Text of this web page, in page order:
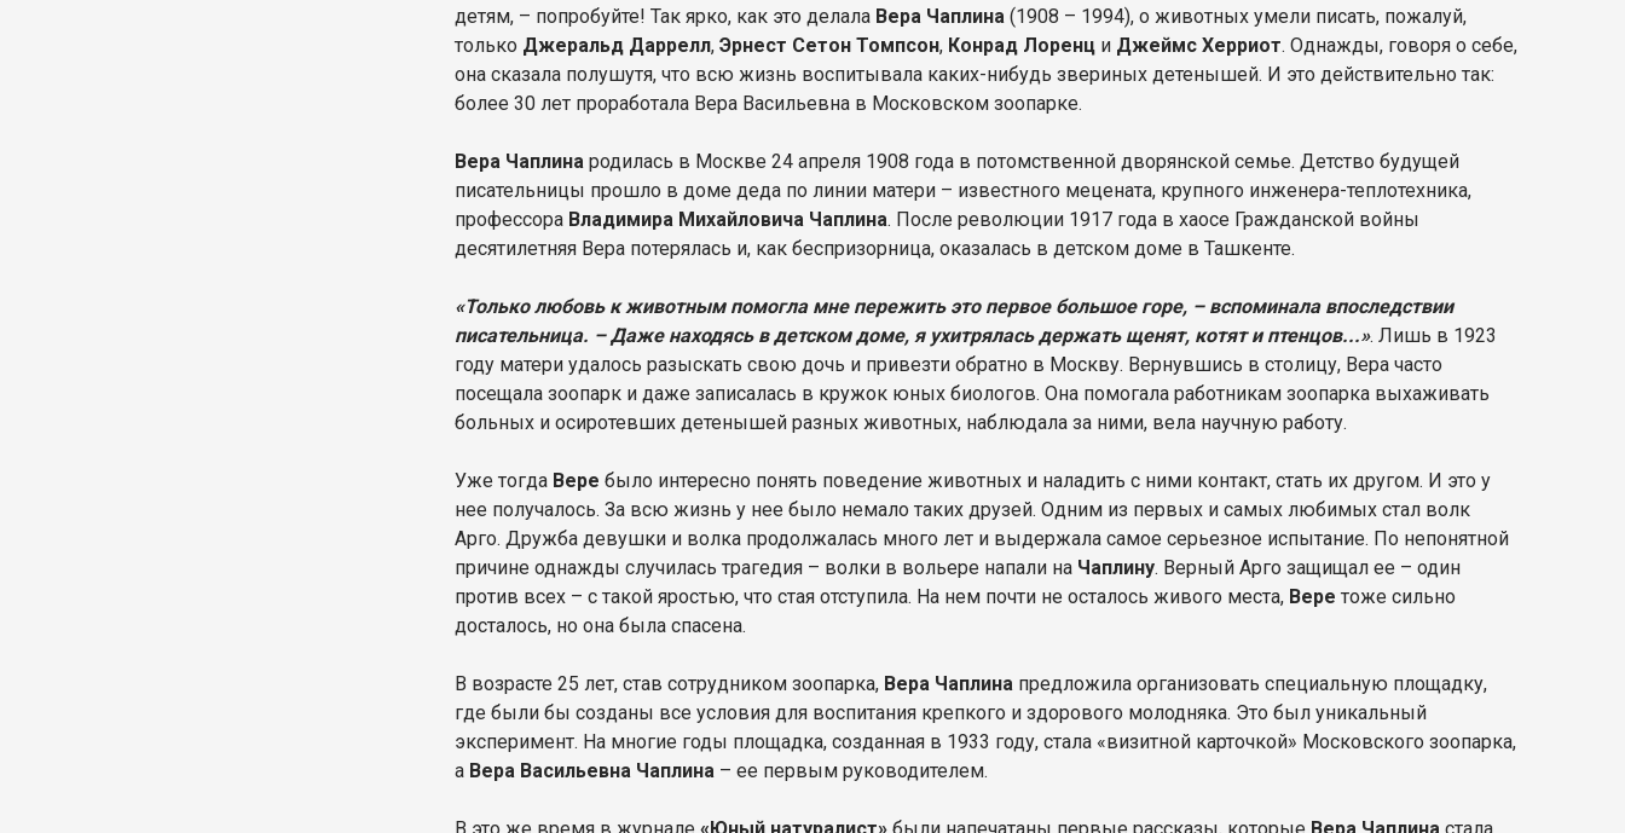
детям, – попробуйте! Так ярко, как это делала Вера Чаплина (1908 – 1994), о животных умели писать, пожалуй,
только Джеральд Даррелл,Эрнест Сетон Томпсон, Конрад Лоренц и Джеймс Херриот. Однажды, говоря о себе,
она сказала полушутя, что всю жизнь воспитывала каких-нибудь звериных детенышей. И это действительно так:
более 30 лет проработала Вера Васильевна в Московском зоопарке.
Вера Чаплина родилась в Москве 24 апреля 1908 года в потомственной дворянской семье. Детство будущей
писательницы прошло в доме деда по линии матери – известного мецената, крупного инженера-теплотехника,
профессора Владимира Михайловича Чаплина. После революции 1917 года в хаосе Гражданской войны
десятилетняя Вера потерялась и, как беспризорница, оказалась в детском доме в Ташкенте.
«Только любовь к животным помогла мне пережить это первое большое горе, – вспоминала впоследствии
писательница. – Даже находясь в детском доме, я ухитрялась держать щенят, котят и птенцов...». Лишь в 1923
году матери удалось разыскать свою дочь и привезти обратно в Москву. Вернувшись в столицу, Вера часто
посещала зоопарк и даже записалась в кружок юных биологов. Она помогала работникам зоопарка выхаживать
больных и осиротевших детенышей разных животных, наблюдала за ними, вела научную работу.
Уже тогда Вере было интересно понять поведение животных и наладить с ними контакт, стать их другом. И это у
нее получалось. За всю жизнь у нее было немало таких друзей. Одним из первых и самых любимых стал волк
Арго. Дружба девушки и волка продолжалась много лет и выдержала самое серьезное испытание. По непонятной
причине однажды случилась трагедия – волки в вольере напали на Чаплину. Верный Арго защищал ее – один
против всех – с такой яростью, что стая отступила. На нем почти не осталось живого места, Вере тоже сильно
досталось, но она была спасена.
В возрасте 25 лет, став сотрудником зоопарка, Вера Чаплина предложила организовать специальную площадку,
где были бы созданы все условия для воспитания крепкого и здорового молодняка. Это был уникальный
эксперимент. На многие годы площадка, созданная в 1933 году, стала «визитной карточкой» Московского зоопарка,
а Вера Васильевна Чаплина – ее первым руководителем.